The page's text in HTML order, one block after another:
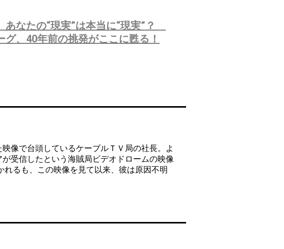
あなたの“現実”は本当に“現実”？
グ、40年前の挑発がここに甦る！
像で台頭しているケーブルＴＶ局の社長。よ
受信したという海賊局ビデオドロームの映像
るも、この映像を見て以来、彼は原因不明